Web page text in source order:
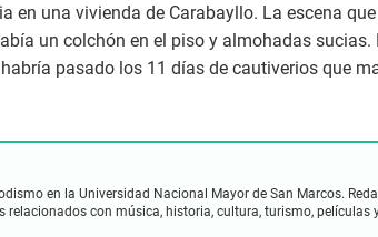
en una vivienda de Carabayllo. La escena
un colchón en el piso y almohadas sucias.
pasado los 11 días de cautiverios que
en la Universidad Nacional Mayor de San Marcos.
relacionados con música, historia, cultura, turismo, películas